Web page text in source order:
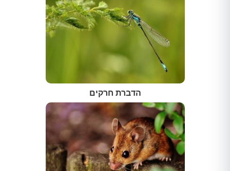
הדברת חרקים